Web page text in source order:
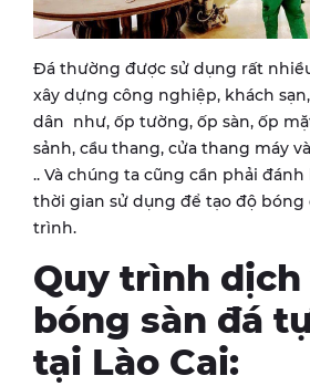
Đá thường được sử dụng rất
xây dựng công nghiệp, khách
dân như, ốp tường, ốp sàn, ốp
sảnh, cầu thang, cửa thang máy
.. Và chúng ta cũng cần phải
thời gian sử dụng để tạo độ bóng
trình.
Quy trình dịch
bóng sàn đá
tại Lào Cai: